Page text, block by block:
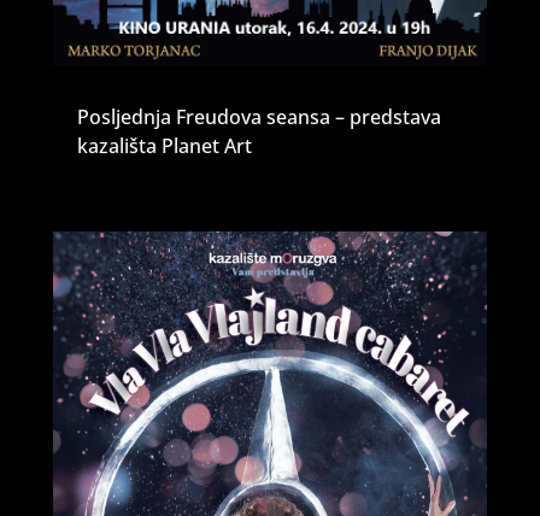
Posljednja Freudova seansa – predstava
kazališta Planet Art